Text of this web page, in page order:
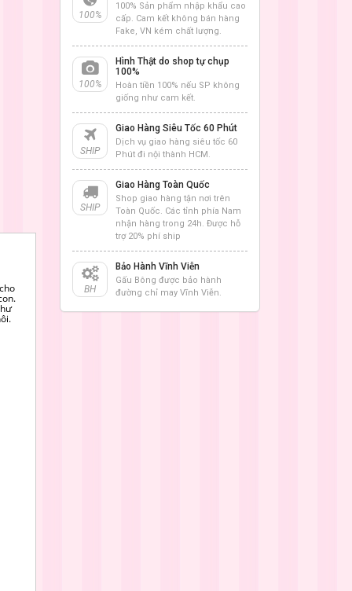
100%
100% Sản phẩm nhập khẩu cao
cấp. Cam kết không bán hàng
Fake, VN kém chất lượng.
100%
Hình Thật do shop tự chụp
100%
Hoàn tiền 100% nếu SP không
giống như cam kết.
SHIP
Giao Hàng Siêu Tốc 60 Phút
Dịch vụ giao hàng siêu tốc 60
Phút đi nội thành HCM.
SHIP
Giao Hàng Toàn Quốc
Shop giao hàng tận nơi trên
Toàn Quốc. Các tỉnh phía Nam
nhận hàng trong 24h. Được hỗ
trợ 20% phí ship
BH
Bảo Hành Vĩnh Viễn
Gấu Bông được bảo hành
đường chỉ may Vĩnh Viễn.